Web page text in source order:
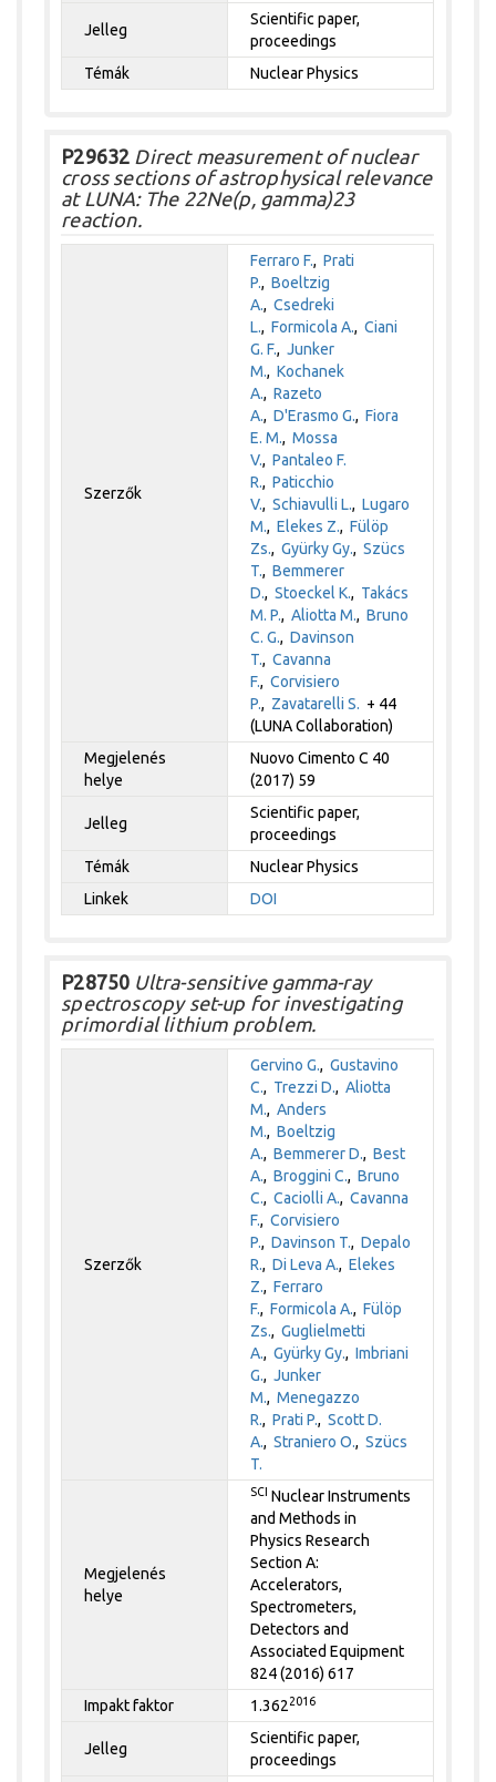
Jelleg
Scientific paper,
proceedings
Témák
Nuclear Physics
P29632 Direct measurement of nuclear
cross sections of astrophysical relevance
at LUNA: The 22Ne(p, gamma)23
reaction.
Szerzők
Ferraro F.,Prati
P.,Boeltzig
A.,Csedreki
L.,Formicola A.,Ciani
G. F.,Junker
M.,Kochanek
A.,Razeto
A.,D'Erasmo G.,Fiora
E. M.,Mossa
V.,Pantaleo F.
R.,Paticchio
V.,Schiavulli L.,Lugaro
M.,Elekes Z.,Fülöp
Zs.,Gyürky Gy.,Szücs
T.,Bemmerer
D.,Stoeckel K., Takács
M. P.,Aliotta M.,Bruno
C. G.,Davinson
T.,Cavanna
F.,Corvisiero
P., Zavatarelli S. + 44
(LUNA Collaboration)
Megjelenés
helye
Nuovo Cimento C 40
(2017) 59
Jelleg
Scientific paper,
proceedings
Témák
Nuclear Physics
Linkek
DOI
P28750 Ultra-sensitive gamma-ray
spectroscopy set-up for investigating
primordial lithium problem.
Szerzők
Gervino G.,Gustavino
C., Trezzi D.,Aliotta
M.,Anders
M.,Boeltzig
A.,Bemmerer D.,Best
A.,Broggini C.,Bruno
C.,Caciolli A.,Cavanna
F.,Corvisiero
P.,Davinson T.,Depalo
R.,Di Leva A.,Elekes
Z.,Ferraro
F.,Formicola A.,Fülöp
Zs.,Guglielmetti
A.,Gyürky Gy.,Imbriani
G.,Junker
M.,Menegazzo
R.,Prati P.,Scott D.
A.,Straniero O.,Szücs
T.
Megjelenés
helye
SCI Nuclear Instruments
and Methods in
Physics Research
Section A:
Accelerators,
Spectrometers,
Detectors and
Associated Equipment
824 (2016) 617
Impakt faktor
1.3622016
Jelleg
Scientific paper,
proceedings